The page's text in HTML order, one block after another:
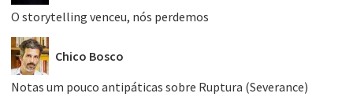
O storytelling venceu, nós perdemos
Chico Bosco
Notas um pouco antipáticas sobre Ruptura (Severance)